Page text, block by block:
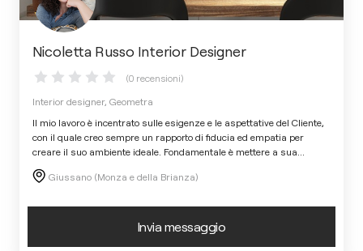
Nicoletta Russo Interior Designer
(0 recensioni)
Interior designer, Geometra
Il mio lavoro è incentrato sulle esigenze e le aspettative del Cliente,
con il quale creo sempre un rapporto di fiducia ed empatia per
creare il suo ambiente ideale. Fondamentale è mettere a sua
Giussano (Monza e della Brianza)
Invia messaggio